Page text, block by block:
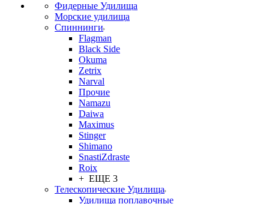
Фидерные Удилища
Морские удилища
Спиннинги
Flagman
Black Side
Okuma
Zetrix
Narval
Прочие
Namazu
Daiwa
Maximus
Stinger
Shimano
SnastiZdraste
Roix
+ ЕЩЕ 3
Телескопические Удилища
Удилища поплавочные